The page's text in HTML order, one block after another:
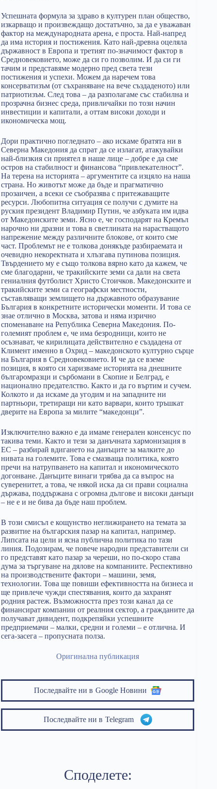
Успешната формула за здраво в културен план общество,
изкарващо и произвеждащо достатъчно, за да е уважаван
фактор на международната арена, е проста. Най-напред
да има история и постижения. Като най-древна оцеляла
държавност в Европа и третият по-значимост фактор в
Средновековието, може да си го позволим. И да си ги
тачим и представяме модерно пред света тези
постижения и успехи. Можем да наречем това
консерватизъм (от съхраняване на вече създаденото) или
патриотизъм. След това – да разполагаме със стабилна и
прозрачна бизнес среда, привличайки по този начин
инвестиции и капитали, а оттам високи доходи и
икономическа мощ.
Дори практично погледнато – ако искаме братята ни в
Северна Македония да спрат да се излагат, атакувайки
най-близкия си приятел в наше лице – добре е да сме
остров на стабилност и финансова “привлекателност”.
На терена на историята – аргументите са изцяло на наша
страна. Но животът може да бъде и прагматично
прозаичен, а всеки се съобразява с притежаващите
ресурси. Любопитна ситуация се получи с думите на
руския президент Владимир Путин, че азбуката им идва
от Македонските земи. Ясно е, че господарят на Кремъл
нарочно ни дразни и това в светлината на нарастващото
напрежение между различните блокове, от които сме
част. Проблемът не е толкова донякъде разбираемата и
очевидно некоректната и хлъзгава путинова позиция.
Твърдението му е също толкова вярно като да кажем, че
сме благодарни, че тракийските земи са дали на света
гениалния футболист Христо Стоичков. Македонските и
тракийските земи са географски местности,
съставляващи землището на държавното образувание
България в конкретните исторически моменти. И това се
знае отлично в Москва, затова и няма изрично
споменаване на Република Северна Македония. По-
големият проблем е, че има безродници, които не
осъзнават, че кирилицата действително е създадена от
Климент именно в Охрид – македонското културно сърце
на България в Средновековието. И че да се вземе
позиция, в която си харизваме историята на днешните
българомразци и сърбомани в Скопие и Белград, е
национално предателство. Както и да го въртим и сучем.
Колкото и да искаме да угодим и на западните ни
партньори, третиращи ни като варвари, които тръшкат
дверите на Европа за милите “македонци”.
Изключително важно е да имаме генерален консенсус по
такива теми. Както и тези за данъчната хармонизация в
ЕС – разбирай вдигането на данъците за малките до
нивата на големите. Това е смазваща политика, която
пречи на натрупването на капитал и икономическото
догонване. Данъците винаги трябва да са въпрос на
суверенитет, а това, че някой иска да си прави социална
държава, поддържана с огромна дългове и високи данъци
– не е и не бива да бъде наш проблем.
В този смисъл е кощунство неглижирането на темата за
развитие на българския пазар на капитал, например.
Липсата на цели и ясна публична политика по тази
линия. Подозирам, че повече народни представители си
го представят като пазар за череши, но по-скоро става
дума за търгуване на дялове на компаниите. Респективно
на производствените фактори – машини, земя,
технологии. Това ще повиши ефективността на бизнеса и
ще привлече чужди спестявания, които да захранят
родния растеж. Възможността през този канал да се
финансират компании от реалния сектор, а гражданите да
получават дивидент, подкрепяйки успешните
предприемачи – малки, средни и големи – е отлична. И
сега-засега – пропусната полза.
Оригинална публикация
Последвайте ни в Google Новини
Последвайте ни в Telegram
Споделете: